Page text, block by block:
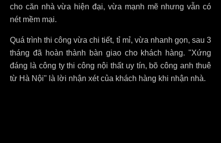
cho căn nhà vừa hiện đại, vừa mạnh mẽ nhưng vẫn có
nét mềm mại.
Quá trình thi công vừa chi tiết, tỉ mỉ, vừa nhanh gọn, sau 3
tháng đã hoàn thành bàn giao cho khách hàng. "Xứng
đáng là công ty thi công nội thất uy tín, bõ công anh thuê
từ Hà Nội" là lời nhận xét của khách hàng khi nhận nhà.